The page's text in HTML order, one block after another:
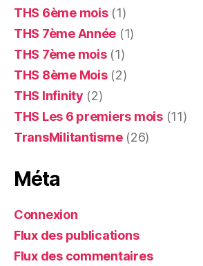
THS 6ème mois(1)
THS 7ème Année (1)
THS 7ème mois(1)
THS 8ème Mois(2)
THS Infinity (2)
THS Les 6 premiers mois(11)
TransMilitantisme(26)
Méta
Connexion
Flux des publications
Flux des commentaires